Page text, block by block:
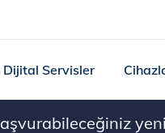
Dijital Servisler